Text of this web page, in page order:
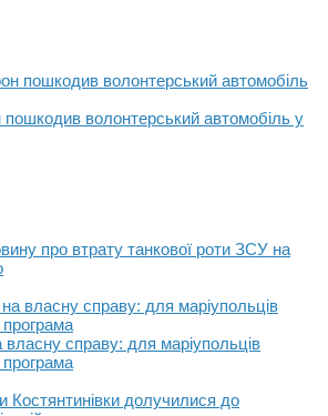
пошкодив волонтерський автомобіль у
про втрату танкової роти ЗСУ на
справу: для маріупольців